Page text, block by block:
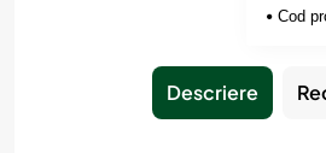
Cod
Descriere